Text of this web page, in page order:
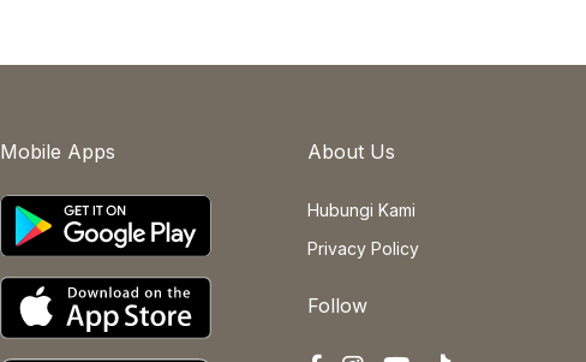
Mobile Apps About Us
Hubungi Kami
Privacy Policy
Follow